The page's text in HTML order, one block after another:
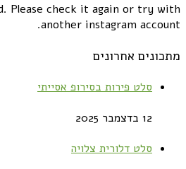
Please check it again or try with
another instagram account.
מתכונים אחרונים
סלט פירות בסירופ אסייתי
12 בדצמבר 2025
סלט דלורית צלויה